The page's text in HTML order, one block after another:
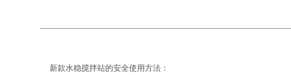
新款水稳搅拌站的安全使用方法：